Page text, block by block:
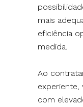
mais
eficiência
medida.
Ao
com